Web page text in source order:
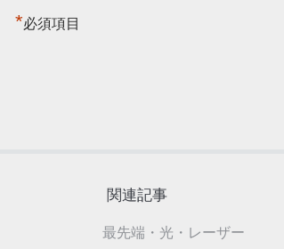
*必須項目
関連記事
最先端・光・レーザー